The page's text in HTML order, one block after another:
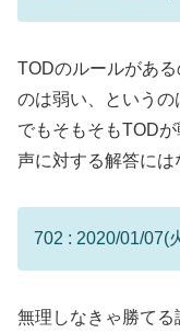
TODのルールがあ
のは弱い、というの
でもそもそもTOD
声に対する解答には
702 : 2020/01/07(
無理しなきゃ勝て